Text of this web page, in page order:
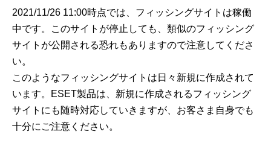
2021/11/26 11:00時点では、フィッシングサイトは稼働
中です。このサイトが停止しても、類似のフィッシング
サイトが公開される恐れもありますので注意してくださ
い。
このようなフィッシングサイトは日々新規に作成されて
います。ESET製品は、新規に作成されるフィッシング
サイトにも随時対応していきますが、お客さま自身でも
十分にご注意ください。